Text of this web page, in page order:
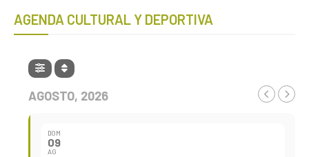
AGENDA CULTURAL Y DEPORTIVA
AGOSTO, 2026
DOM
09
AG